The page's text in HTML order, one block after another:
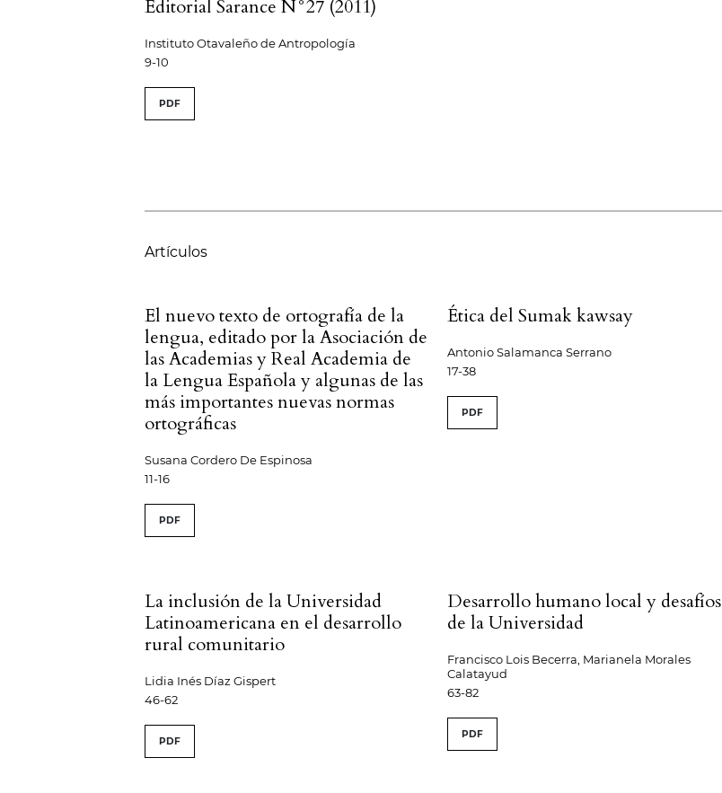
Editorial Sarance N°27 (2011)
Instituto Otavaleño de Antropología
9-10
PDF
Artículos
El nuevo texto de ortografía de la
lengua, editado por la Asociación de
las Academias y Real Academia de
la Lengua Española y algunas de las
más importantes nuevas normas
ortográficas
Susana Cordero De Espinosa
11-16
PDF
Ética del Sumak kawsay
Antonio Salamanca Serrano
17-38
PDF
La inclusión de la Universidad
Latinoamericana en el desarrollo
rural comunitario
Lidia Inés Díaz Gispert
46-62
PDF
Desarrollo humano local y desafíos
de la Universidad
Francisco Lois Becerra, Marianela Morales
Calatayud
63-82
PDF